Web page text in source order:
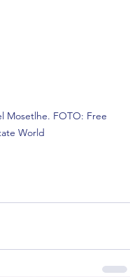
Mosetlhe. FOTO: Free
World